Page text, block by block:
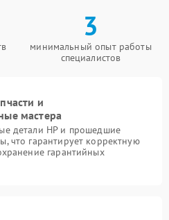
3
минимальный опыт работы
специалистов
и
мастера
детали HP и прошедшие
что гарантирует корректную
гарантийных